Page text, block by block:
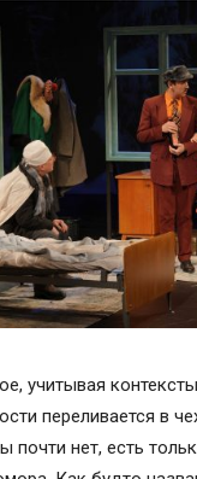
учитывая
переливается в
почти нет, есть